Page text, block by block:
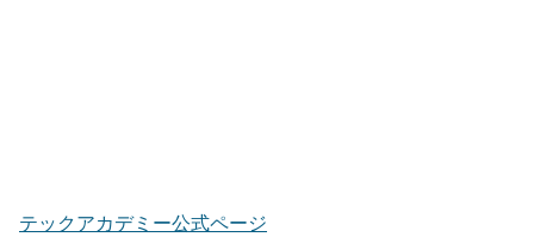
テックアカデミー公式ページ